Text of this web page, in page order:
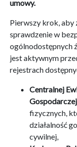
umowy.
Pierwszy krok,
sprawdzenie w
ogólnodostępnych
jest aktywnym
rejestrach
Centralnej
fizycznych,
działalność
cywilnej,